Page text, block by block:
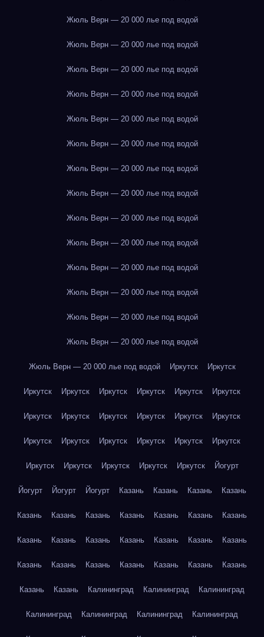
Жюль Верн — 20 000 лье под водой
Жюль Верн — 20 000 лье под водой
Жюль Верн — 20 000 лье под водой
Жюль Верн — 20 000 лье под водой
Жюль Верн — 20 000 лье под водой
Жюль Верн — 20 000 лье под водой
Жюль Верн — 20 000 лье под водой
Жюль Верн — 20 000 лье под водой
Жюль Верн — 20 000 лье под водой
Жюль Верн — 20 000 лье под водой
Жюль Верн — 20 000 лье под водой
Жюль Верн — 20 000 лье под водой
Жюль Верн — 20 000 лье под водой
Жюль Верн — 20 000 лье под водой
Жюль Верн — 20 000 лье под водой Иркутск Иркутск
Иркутск Иркутск Иркутск Иркутск Иркутск Иркутск
Иркутск Иркутск Иркутск Иркутск Иркутск Иркутск
Иркутск Иркутск Иркутск Иркутск Иркутск Иркутск
Иркутск Иркутск Иркутск Иркутск Иркутск Йогурт
Йогурт Йогурт Йогурт Казань Казань Казань Казань
Казань Казань Казань Казань Казань Казань Казань
Казань Казань Казань Казань Казань Казань Казань
Казань Казань Казань Казань Казань Казань Казань
Казань Казань Калининград Калининград Калининград
Калининград Калининград Калининград Калининград